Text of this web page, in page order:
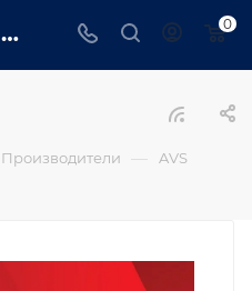
Официальный сайт дилера AVS в Ярославле. Вся информация о генераторах AVS, сервис, монтаж, обслуживание 0
Производители — AVS